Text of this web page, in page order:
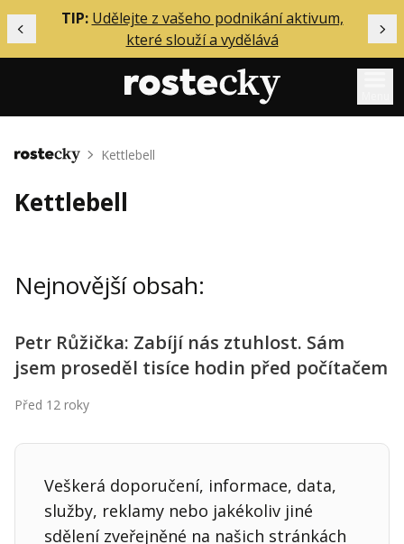
Předchozí
TIP: Udělejte z vašeho podnikání aktivum,
které slouží a vydělává
Mentoring
Solo
Inzerce
Přihlášení
Kontakt
Obchodní podmínky
Hledaná fráze Hledat
Domů Kettlebell
Kettlebell
Nejnovější obsah:
Petr Růžička: Zabíjí nás ztuhlost. Sám
jsem proseděl tisíce hodin před počítačem
Před 12 roky
Veškerá doporučení, informace, data,
služby, reklamy nebo jakékoliv jiné
sdělení zveřejněné na našich stránkách